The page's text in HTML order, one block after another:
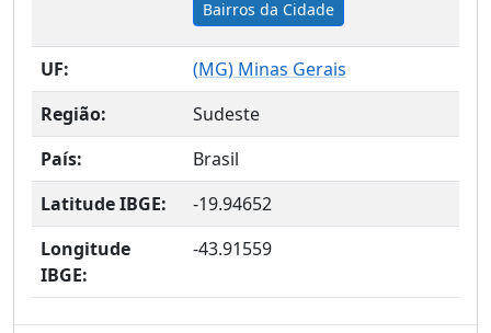
Bairros da Cidade
UF: (MG) Minas Gerais
Região:
Sudeste
País:
Brasil
Latitude IBGE:
-19.94652
Longitude
IBGE:
-43.91559